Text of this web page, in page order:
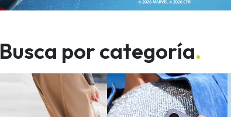
Busca por categoría.